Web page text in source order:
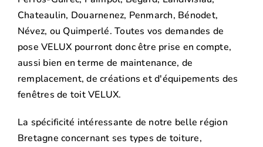
Chateaulin, Douarnenez, Penmarch, Bénodet,
Névez, ou Quimperlé. Toutes vos demandes de
pose VELUX pourront donc être prise en compte,
aussi bien en terme de maintenance, de
remplacement, de créations et d'équipements des
fenêtres de toit VELUX.
La spécificité intéressante de notre belle région
Bretagne concernant ses types de toiture,